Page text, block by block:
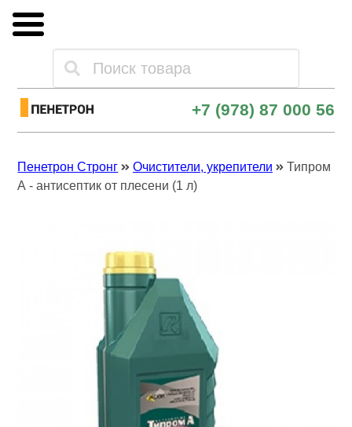
Каталог товаров
Опт и поставки
+7 (978) 87 000 56
Пенетрон Стронг Очистители, укрепители
Типром
А - антисептик от плесени (1 л)